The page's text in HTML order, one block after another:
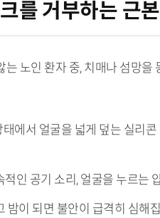
를 거부하는 근
노인 환자 중, 치매나 섬망
에서 얼굴을 넓게 덮는 실리
인 공기 소리, 얼굴을 누르는
밤이 되면 불안이 급격히 심해